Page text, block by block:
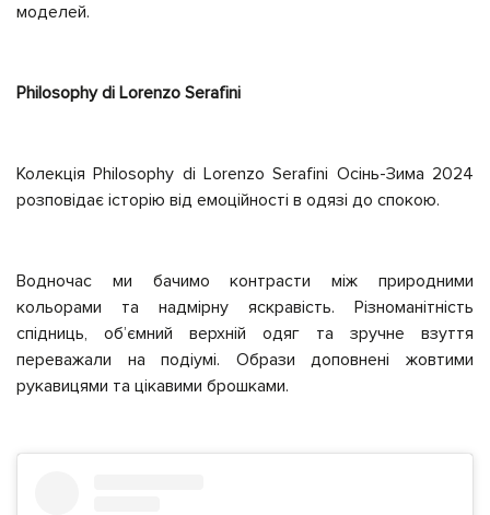
моделей.
Philosophy di Lorenzo Serafini
Колекція Philosophy di Lorenzo Serafini Осінь-Зима 2024
розповідає історію від емоційності в одязі до спокою.
Водночас ми бачимо контрасти між природними
кольорами та надмірну яскравість. Різноманітність
спідниць, обʼємний верхній одяг та зручне взуття
переважали на подіумі. Образи доповнені жовтими
рукавицями та цікавими брошками.